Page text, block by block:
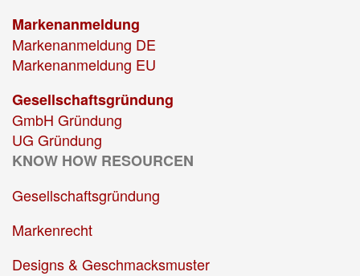
Markenanmeldung
Markenanmeldung DE
Markenanmeldung EU
Gesellschaftsgründung
GmbH Gründung
UG Gründung
KNOW HOW RESOURCEN
Gesellschaftsgründung
Markenrecht
Designs & Geschmacksmuster